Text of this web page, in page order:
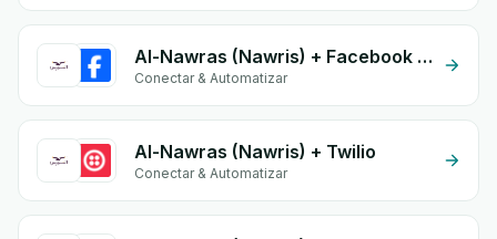
Al-Nawras (Nawris) + Facebook Commerce
Conectar & Automatizar
Al-Nawras (Nawris) + Twilio
Conectar & Automatizar